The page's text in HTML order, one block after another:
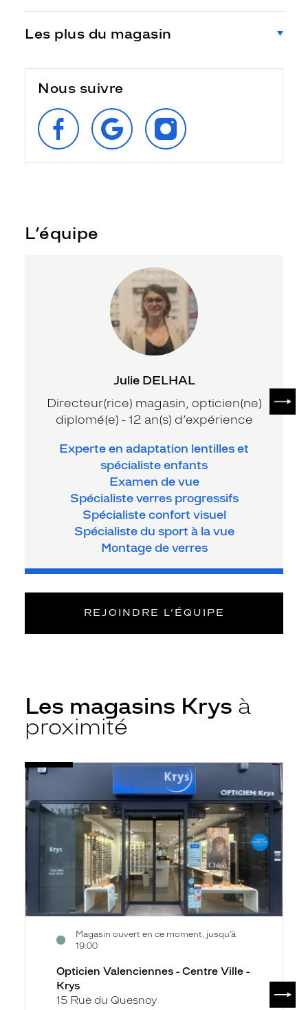
Les plus du magasin
Nous suivre
SUIVEZ‑NOUS
SUR
FACEBOOK
RETROUVEZ‑NOUS
SUR
GOOGLE
SUIVEZ‑NOUS
SUR
INSTAGRAM
L’équipe
Julie DELHAL
Directeur(rice) magasin, opticien(ne)
diplomé(e) - 12 an(s) d’expérience
Experte en adaptation lentilles et
spécialiste enfants
Examen de vue
Spécialiste verres progressifs
Spécialiste confort visuel
Spécialiste du sport à la vue
Montage de verres
REJOINDRE L’ÉQUIPE
Les magasins Krys à
proximité
Opticien
-
Centre
-
Krys
Magasin ouvert en ce moment, jusqu’à
19:00
Voir
la
fiche
Opticien Valenciennes - Centre Ville -
Krys
15 Rue du Quesnoy